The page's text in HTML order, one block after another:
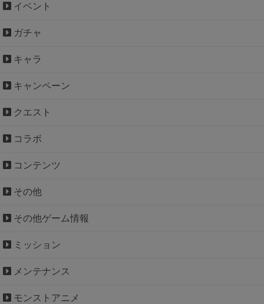
イベント
ガチャ
キャラ
キャンペーン
クエスト
コラボ
コンテンツ
その他
その他ゲーム情報
ミッション
メンテナンス
モンストアニメ